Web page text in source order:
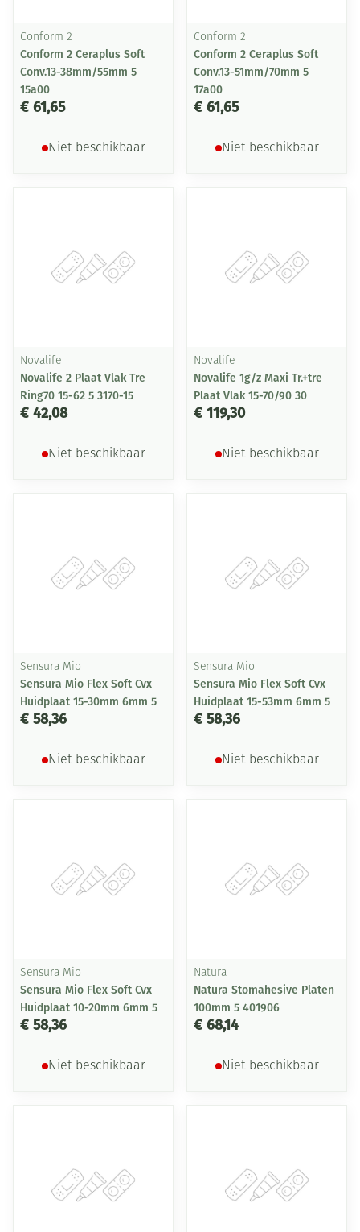
Conform 2
Conform 2 Ceraplus Soft
Conv.13-38mm/55mm 5
15a00
€ 61,65
Niet beschikbaar
Conform 2
Conform 2 Ceraplus Soft
Conv.13-51mm/70mm 5
17a00
€ 61,65
Niet beschikbaar
Novalife
Novalife 2 Plaat Vlak Tre
Ring70 15-62 5 3170-15
€ 42,08
Niet beschikbaar
Novalife
Novalife 1g/z Maxi Tr.+tre
Plaat Vlak 15-70/90 30
€ 119,30
Niet beschikbaar
Sensura Mio
Sensura Mio Flex Soft Cvx
Huidplaat 15-30mm 6mm 5
€ 58,36
Niet beschikbaar
Sensura Mio
Sensura Mio Flex Soft Cvx
Huidplaat 15-53mm 6mm 5
€ 58,36
Niet beschikbaar
Sensura Mio
Sensura Mio Flex Soft Cvx
Huidplaat 10-20mm 6mm 5
€ 58,36
Niet beschikbaar
Natura
Natura Stomahesive Platen
100mm 5 401906
€ 68,14
Niet beschikbaar